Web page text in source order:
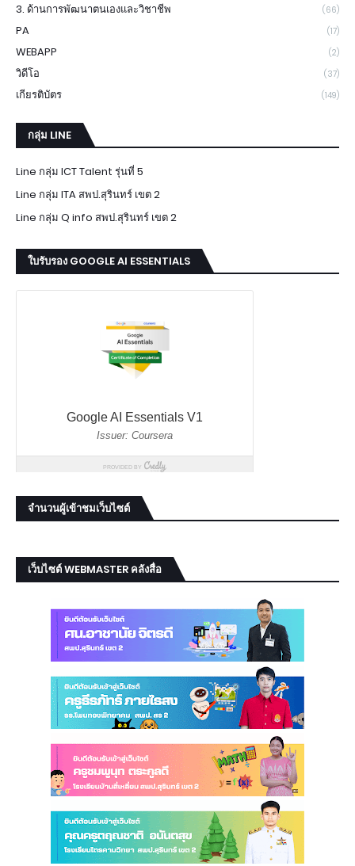
3. ด้านการพัฒนาตนเองและวิชาชีพ (66)
PA (17)
WEBAPP (2)
วิดีโอ (37)
เกียรติบัตร (149)
กลุ่ม LINE
Line กลุ่ม ICT Talent รุ่นที่ 5
Line กลุ่ม ITA สพป.สุรินทร์ เขต 2
Line กลุ่ม Q info สพป.สุรินทร์ เขต 2
ใบรับรอง GOOGLE AI ESSENTIALS
จำนวนผู้เข้าชมเว็บไซต์
เว็บไซต์ WEBMASTER คลังสื่อ